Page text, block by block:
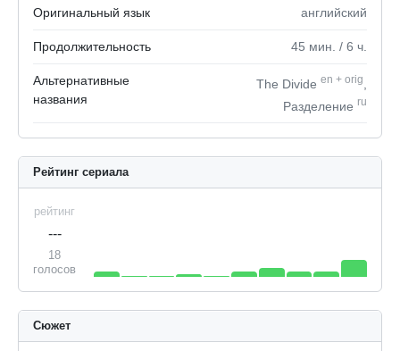
Оригинальный язык английский
Продолжительность 45 мин. / 6 ч.
Альтернативные
названия
The Divide en + orig
Разделение ru
Рейтинг сериала
рейтинг
---
18
голосов
Сюжет